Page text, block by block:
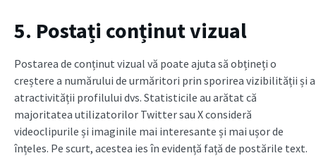
5. Postați conținut vizual
Postarea de conținut vizual vă poate ajuta să obțineți o
creștere a numărului de urmăritori prin sporirea vizibilității și a
atractivității profilului dvs. Statisticile au arătat că
majoritatea utilizatorilor Twitter sau X consideră
videoclipurile și imaginile mai interesante și mai ușor de
înțeles. Pe scurt, acestea ies în evidență față de postările text.